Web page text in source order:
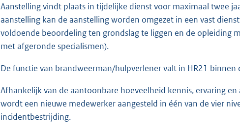
Aanstelling vindt plaats in tijdelijke dienst voor maximaal twee
aanstelling kan de aanstelling worden omgezet in een vast
voldoende beoordeling ten grondslag te liggen en de opleiding
met afgeronde specialismen).
De functie van brandweerman/hulpverlener valt in HR21
Afhankelijk van de aantoonbare hoeveelheid kennis, ervaring
wordt een nieuwe medewerker aangesteld in één van de vier
incidentbestrijding.